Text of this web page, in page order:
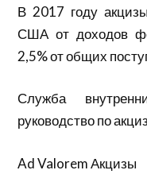
В 2017 году
США от доходов
2,5% от общих
Служба
руководство по
Ad Valorem Акцизы